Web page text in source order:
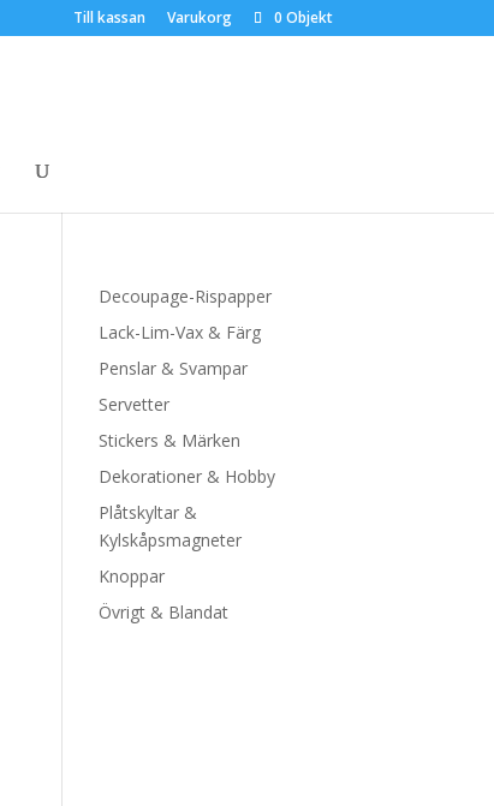
Till kassan Varukorg 0 Objekt
Decoupage-Rispapper
Lack-Lim-Vax & Färg
Penslar & Svampar
Servetter
Stickers & Märken
Dekorationer & Hobby
Plåtskyltar &
Kylskåpsmagneter
Knoppar
Övrigt & Blandat